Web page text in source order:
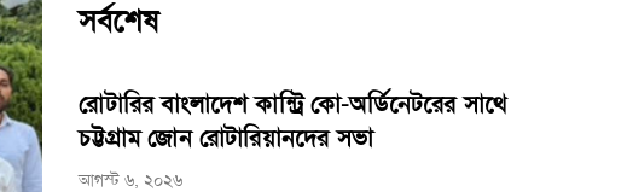
সর্বশেষ
রোটারির বাংলাদেশ কান্ট্রি কো-অর্ডিনেটরের সাথে
চট্টগ্রাম জোন রোটারিয়ানদের সভা
আগস্ট ৬, ২০২৬